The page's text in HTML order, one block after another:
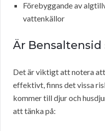
Förebyggande av
vattenkällor
Är
Det är viktigt att notera
effektivt, finns det vissa
kommer till djur och
att tänka på: